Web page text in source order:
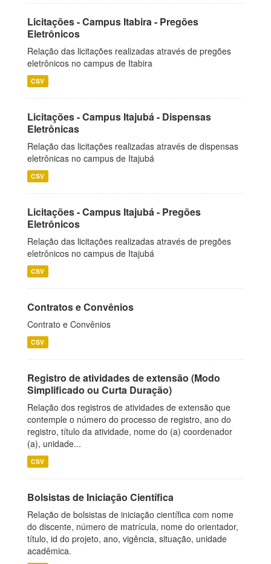
Licitações - Campus Itabira - Pregões
Eletrônicos
Relação das licitações realizadas através de pregões
eletrônicos no campus de Itabira
CSV
Licitações - Campus Itajubá - Dispensas
Eletrônicas
Relação das licitações realizadas através de dispensas
eletrônicas no campus de Itajubá
CSV
Licitações - Campus Itajubá - Pregões
Eletrônicos
Relação das licitações realizadas através de pregões
eletrônicos no campus de Itajubá
CSV
Contratos e Convênios
Contrato e Convênios
CSV
Registro de atividades de extensão (Modo
Simplificado ou Curta Duração)
Relação dos registros de atividades de extensão que
contemple o número do processo de registro, ano do
registro, título da atividade, nome do (a) coordenador
(a), unidade...
CSV
Bolsistas de Iniciação Científica
Relação de bolsistas de iniciação científica com nome
do discente, número de matrícula, nome do orientador,
título, id do projeto, ano, vigência, situação, unidade
acadêmica.